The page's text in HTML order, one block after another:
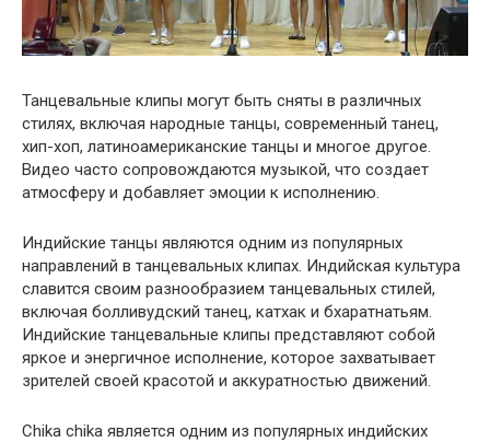
Танцевальные клипы могут быть сняты в различных
стилях, включая народные танцы, современный танец,
хип-хоп, латиноамериканские танцы и многое другое.
Видео часто сопровождаются музыкой, что создает
атмосферу и добавляет эмоции к исполнению.
Индийские танцы являются одним из популярных
направлений в танцевальных клипах. Индийская культура
славится своим разнообразием танцевальных стилей,
включая болливудский танец, катхак и бхаратнатьям.
Индийские танцевальные клипы представляют собой
яркое и энергичное исполнение, которое захватывает
зрителей своей красотой и аккуратностью движений.
Chika chika является одним из популярных индийских